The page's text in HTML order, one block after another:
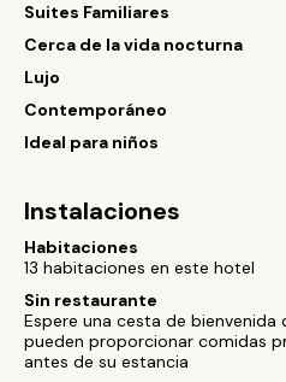
Suites Familiares
Cerca de la vida nocturna
Lujo
Contemporáneo
Ideal para niños
Instalaciones
Habitaciones
13 habitaciones en este hotel
Sin restaurante
Espere una cesta de
pueden proporcionar comidas
antes de su estancia